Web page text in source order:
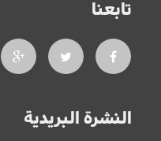
تابعنا
النشرة البريدية